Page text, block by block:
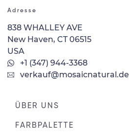
Adresse
838 WHALLEY AVE
New Haven, CT 06515
USA
+1 (347) 944-3368
verkauf@mosaicnatural.de
ÜBER UNS
FARBPALETTE